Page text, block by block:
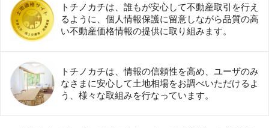
トチノカチは、誰もが安心して不動産取引を行え
るように、個人情報保護に留意しながら品質の高
い不動産価格情報の提供に取り組みます。
トチノカチは、情報の信頼性を高め、ユーザのみ
なさまに安心して土地相場をお調べいただけるよ
う、様々な取組みを行なっています。